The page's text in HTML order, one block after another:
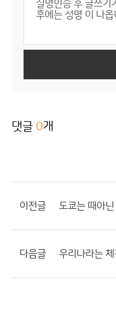
댓글 0개
이전글 도쿄는 때아닌
다음글 우리나라는